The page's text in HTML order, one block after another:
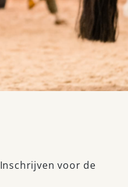
Inschrijven voor de